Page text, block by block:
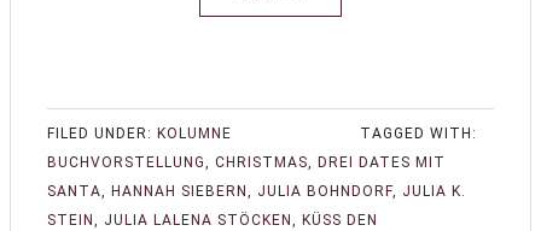
FILED UNDER: KOLUMNE
TAGGED WITH:
BUCHVORSTELLUNG, CHRISTMAS, DREI DATES MIT
SANTA, HANNAH SIEBERN , JULIA BOHNDORF, JULIA K.
STEIN , JULIA LALENA STÖCKEN , KÜSS DEN